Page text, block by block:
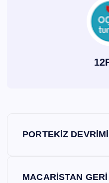
PORTEKİZ
MACARİSTAN